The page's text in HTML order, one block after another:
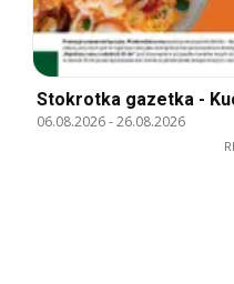
Stokrotka gazetka -
06.08.2026-26.08.2026